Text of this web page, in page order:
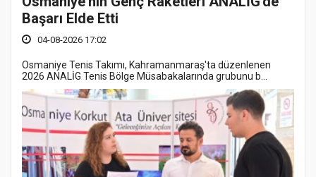
Başarı Elde Etti
04-08-2026 17:02
Osmaniye Tenis Takımı, Kahramanmaraş'ta düzenlenen
2026 ANALİG Tenis Bölge Müsabakalarında grubunu b...